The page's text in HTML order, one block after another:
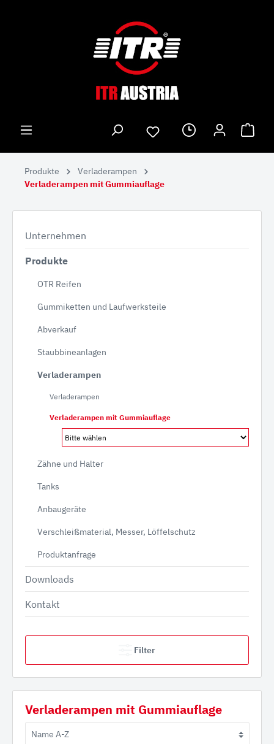
Produkte
Verladerampen
Verladerampen mit Gummiauflage
Unternehmen
Produkte
OTR Reifen
Gummiketten und Laufwerksteile
Abverkauf
Staubbineanlagen
Verladerampen
Verladerampen
Verladerampen mit Gummiauflage
Zähne und Halter
Tanks
Anbaugeräte
Verschleißmaterial, Messer, Löffelschutz
Produktanfrage
Downloads
Kontakt
Filter
Verladerampen mit Gummiauflage